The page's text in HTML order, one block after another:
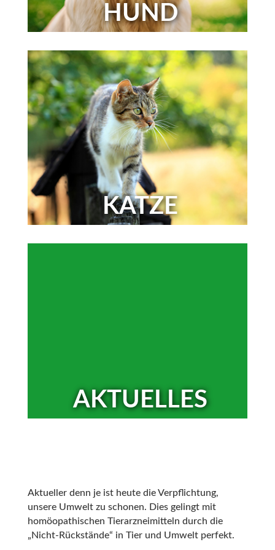
HUND
KATZE
AKTUELLES
Aktueller denn je ist heute die Verpflichtung,
unsere Umwelt zu schonen. Dies gelingt mit
homöopathischen Tierarzneimitteln durch die
„Nicht-Rückstände“ in Tier und Umwelt perfekt.